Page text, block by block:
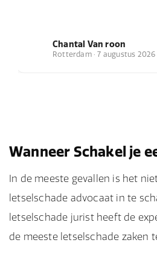
Chantal Van roon
Rotterdam · 7 augustus 2026
Wanneer Schakel je
In de meeste gevallen is het
letselschade advocaat in te
letselschade jurist heeft de
de meeste letselschade zaken